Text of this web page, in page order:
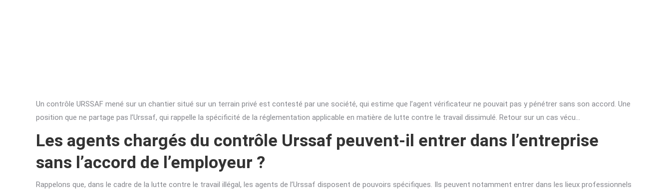
Un contrôle URSSAF mené sur un chantier situé sur un terrain privé est contesté par une société, qui estime que l’agent vérificateur ne pouvait pas y pénétrer sans son accord. Une
position que ne partage pas l’Urssaf, qui rappelle la spécificité de la réglementation applicable en matière de lutte contre le travail dissimulé. Retour sur un cas vécu…
Les agents chargés du contrôle Urssaf peuvent-il entrer dans l’entreprise
sans l’accord de l’employeur ?
Rappelons que, dans le cadre de la lutte contre le travail illégal, les agents de l’Urssaf disposent de pouvoirs spécifiques. Ils peuvent notamment entrer dans les lieux professionnels